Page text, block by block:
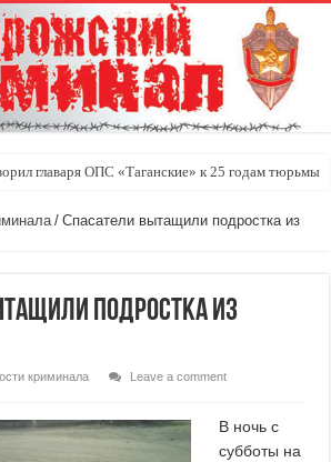
главаря ОПС «Таганские» к 25 годам тюрьмы
/ Спасатели вытащили подростка из
подростка из
криминала
Leave a comment
В ночь с
субботы на